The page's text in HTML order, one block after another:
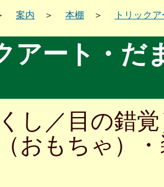
案内 ＞ 本棚 ＞ トリック
アート・だ
し／目の錯
おもちゃ）